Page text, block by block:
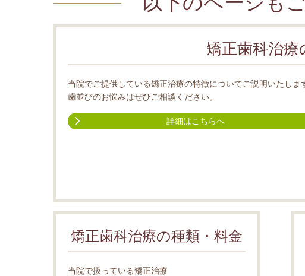
矯正歯科治療
当院でご提供している矯正治療の特徴についてご説明いたしま
歯並びのお悩みはぜひご相談ください。
詳細はこちらへ
矯正歯科治療の種類・料金
当院で扱っている矯正治療